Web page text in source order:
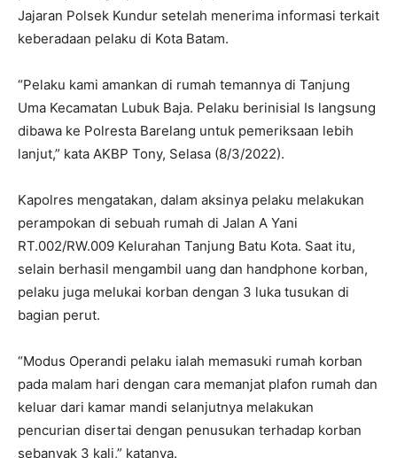
Jajaran Polsek Kundur setelah menerima informasi terkait
keberadaan pelaku di Kota Batam.
“Pelaku kami amankan di rumah temannya di Tanjung
Uma Kecamatan Lubuk Baja. Pelaku berinisial Is langsung
dibawa ke Polresta Barelang untuk pemeriksaan lebih
lanjut,” kata AKBP Tony, Selasa (8/3/2022).
Kapolres mengatakan, dalam aksinya pelaku melakukan
perampokan di sebuah rumah di Jalan A Yani
RT.002/RW.009 Kelurahan Tanjung Batu Kota. Saat itu,
selain berhasil mengambil uang dan handphone korban,
pelaku juga melukai korban dengan 3 luka tusukan di
bagian perut.
“Modus Operandi pelaku ialah memasuki rumah korban
pada malam hari dengan cara memanjat plafon rumah dan
keluar dari kamar mandi selanjutnya melakukan
pencurian disertai dengan penusukan terhadap korban
sebanyak 3 kali,” katanya.